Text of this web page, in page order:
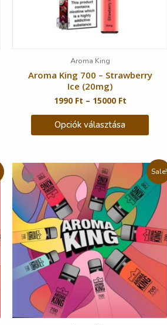
Aroma King
Aroma King 700 – Strawberry
Ice (20mg)
1990 Ft – 15000 Ft
Opciók választása
Sale!